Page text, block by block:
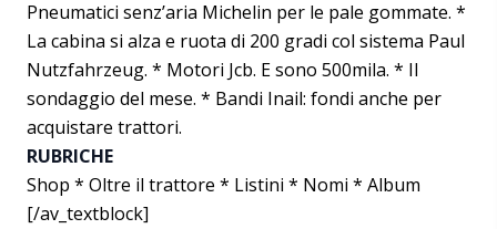
Pneumatici senz’aria Michelin per le pale gommate. *
La cabina si alza e ruota di 200 gradi col sistema Paul
Nutzfahrzeug. * Motori Jcb. E sono 500mila. * Il
sondaggio del mese. * Bandi Inail: fondi anche per
acquistare trattori.
RUBRICHE
Shop * Oltre il trattore * Listini * Nomi * Album
[/av_textblock]